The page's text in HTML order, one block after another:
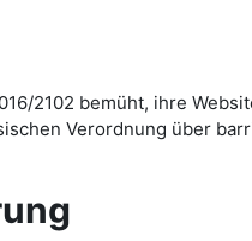
2102 bemüht, ihre
Verordnung über